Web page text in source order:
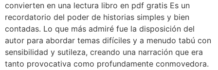
convierten en una lectura libro en pdf gratis Es un
recordatorio del poder de historias simples y bien
contadas. Lo que más admiré fue la disposición del
autor para abordar temas difíciles y a menudo tabú con
sensibilidad y sutileza, creando una narración que era
tanto provocativa como profundamente conmovedora.